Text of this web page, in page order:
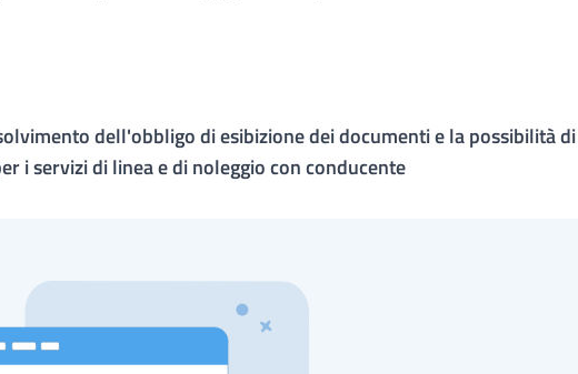
dell'obbligo di esibizione dei documenti e la possibilità di
i servizi di linea e di noleggio con conducente